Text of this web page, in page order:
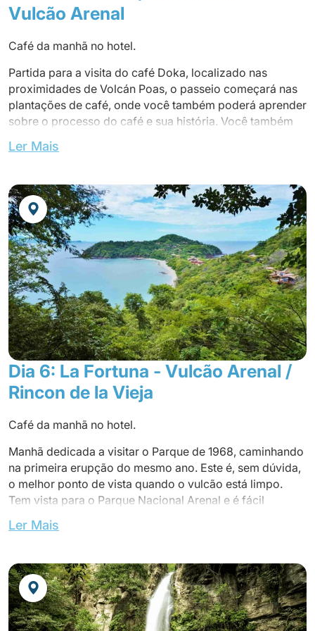
Vulcão Arenal
Café da manhã no hotel.
Partida para a visita do café Doka, localizado nas
proximidades de Volcán Poas, o passeio começará nas
plantações de café, onde você também poderá aprender
sobre o processo do café e sua história. Você também
visitará uma pequena fazenda de borboletas localizada
ao lado da plantação.
do vulcão Arenal, uma imagem emblemática da Costa
Rica por sua forma cônica perfeita. É uma área
protegida que é um laboratório vivo pela sua riqueza
geológica e geomorfológica, bem como pela
complexidade dos seus processos biológicos. A sua
primeira atividade estava prevista para 1968. Chegada e
check-in no hotel
Jantar no restaurante
ARENAL MONTECHIARI ou Similar (Quarto Standard)
Ler Mais
Dia 6: La Fortuna - Vulcão Arenal /
Rincon de la Vieja
Café da manhã no hotel.
Manhã dedicada a visitar o Parque de 1968, caminhando
na primeira erupção do mesmo ano. Este é, sem dúvida,
o melhor ponto de vista quando o vulcão está limpo.
Tem vista para o Parque Nacional Arenal e é fácil
observar a rica natureza que rodeia o vulcão. Sua
principal característica é o cone majestoso e quase
Almoço em um restaurante local.
Indo para a região central de Guanacaste, Guanacaste é
a região mais ocidental da Costa Rica, uma região
Ler Mais